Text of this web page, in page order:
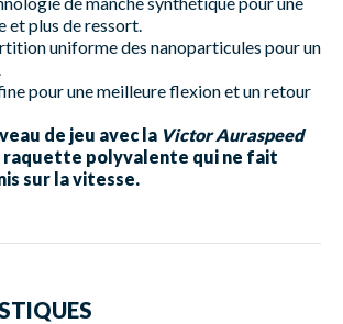
et plus de ressort.
uniforme des nanoparticules pour un
pour une meilleure flexion et un retour
de jeu avec la Victor Auraspeed
raquette polyvalente qui ne fait
sur la vitesse.